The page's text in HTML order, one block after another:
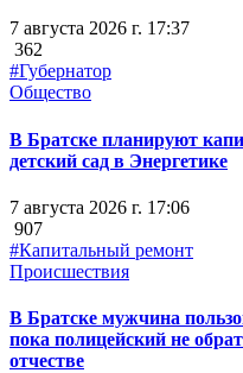
7 августа 2026 г. 17:37
362
#Губернатор
Общество
В Братске планируют
детский сад в Энергетике
7 августа 2026 г. 17:06
907
#Капитальный ремонт
Происшествия
В Братске мужчина
пока полицейский не
отчестве